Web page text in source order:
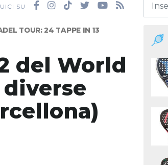
SU
TOUR: 24 TAPPE IN 13
del World
diverse